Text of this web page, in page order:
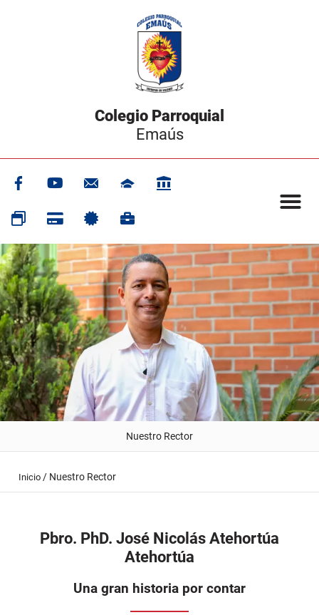
Colegio Parroquial
Emaús
Nuestro Rector
Inicio/Nuestro Rector
Pbro. PhD. José Nicolás Atehortúa
Una gran historia por contar